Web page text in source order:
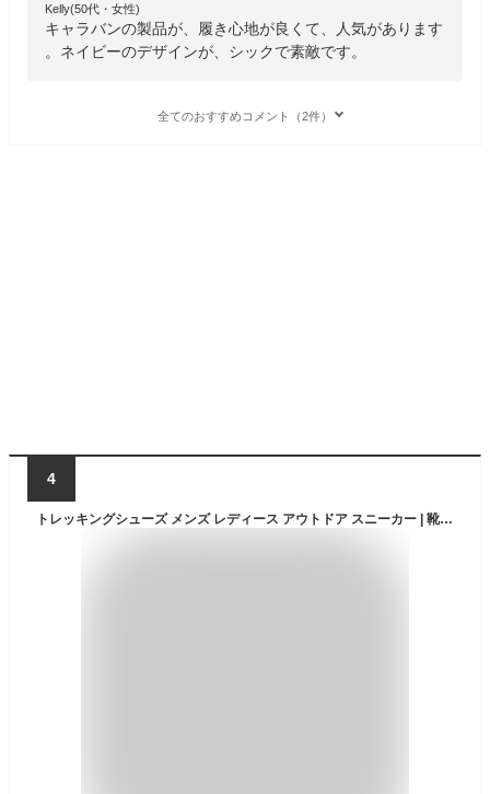
Kelly(50代・女性)
キャラバンの製品が、履き心地が良くて、人気があります
。ネイビーのデザインが、シックで素敵です。
全てのおすすめコメント（2件）
4
トレッキングシューズ メンズ レディース アウトドア スニーカー | 靴 登山靴 トレッキング 登山 山登り ユニセックス ハイカット キャンプ ハイキング アウトドアシューズ アウトドアスニーカー 撥水 初心者